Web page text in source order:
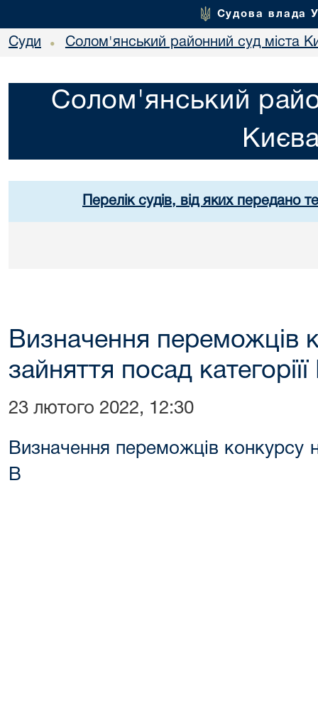
Судова влада
Суди • Солом'янський районний суд міста
Солом'янський
Перелік судів, від яких передано
Визначення переможців
зайняття посад
23 лютого 2022, 12:30
Визначення переможців конкурсу
В